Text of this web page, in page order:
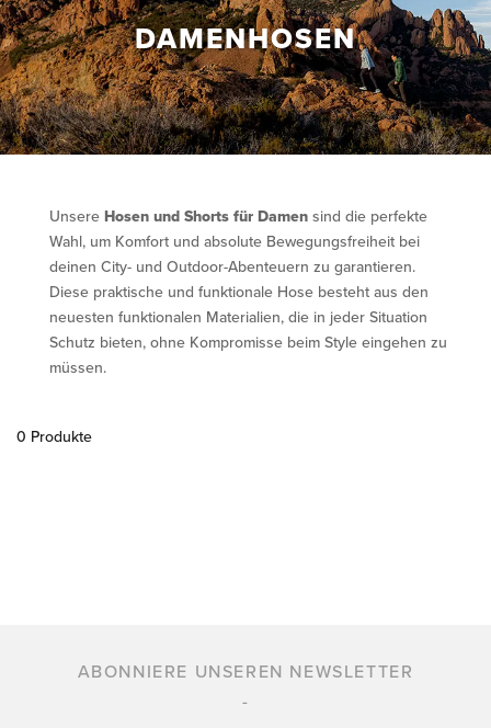
DAMENHOSEN
Unsere Hosen und Shorts für Damen sind die perfekte
Wahl, um Komfort und absolute Bewegungsfreiheit bei
deinen City- und Outdoor-Abenteuern zu garantieren.
Diese praktische und funktionale Hose besteht aus den
neuesten funktionalen Materialien, die in jeder Situation
Schutz bieten, ohne Kompromisse beim Style eingehen zu
müssen.
0 Produkte
ABONNIERE UNSEREN NEWSLETTER